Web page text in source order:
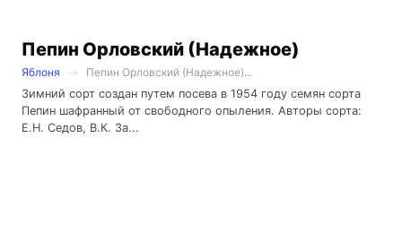
Пепин Орловский (Надежное)
Яблоня
Пепин Орловский (Надежное)...
Зимний сорт создан путем посева в 1954 году семян сорта
Пепин шафранный от свободного опыления. Авторы сорта:
Е.Н. Седов, В.К. За...